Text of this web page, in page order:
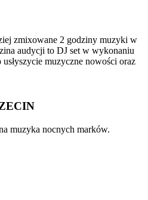
zmixowane 2 godziny muzyki w
audycji to DJ set w wykonaniu
muzyczne nowości oraz
muzyka nocnych marków.